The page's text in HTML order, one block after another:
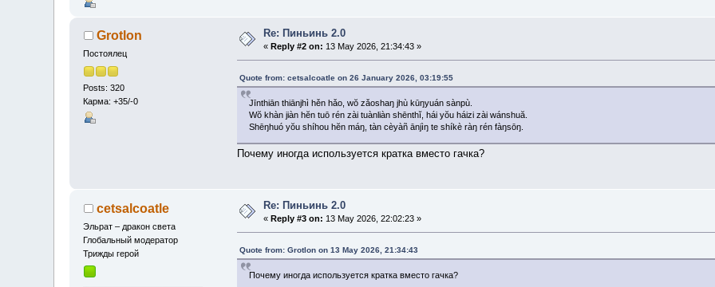
Grotlon
Постоялец
Posts: 320
Карма: +35/-0
Re: Пиньинь 2.0
« Reply #2 on: 13 May 2026, 21:34:43 »
Quote from: cetsalcoatle on 26 January 2026, 03:19:55
Jīnthiān thiānjhì hěn hǎo, wŏ zǎoshaŋ jhù kūŋyuán sànpù.
Wŏ khàn jiàn hĕn tuō rén zài tuànliàn shēnthĭ, hái yŏu háizi zài wánshuă.
Shēŋhuó yŏu shíhou hĕn máŋ, tàn cèyàñ ānjìŋ te shíkè ràŋ rén fàŋsōŋ.
Почему иногда используется кратка вместо гачка?
cetsalcoatle
Эльрат – дракон света
Глобальный модератор
Трижды герой
Re: Пиньинь 2.0
« Reply #3 on: 13 May 2026, 22:02:23 »
Quote from: Grotlon on 13 May 2026, 21:34:43
Почему иногда используется кратка вместо гачка?